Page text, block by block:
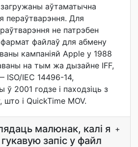
загружаны аўтаматычна
пераўтварэння. Для
не патрэбен
файлаў для абмену
кампаніяй Apple у 1988
на тым жа дызайне IFF,
ISO/IEC 14496-14,
ў 2001 годзе і паходзіць з
і QuickTime MOV.
малюнак, калі я
запіс у файл
+